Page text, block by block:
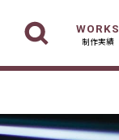
WORKS
制作実績